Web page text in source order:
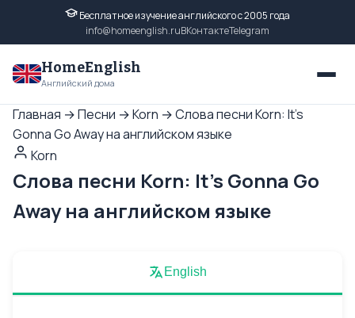
Бесплатное изучение английского с 2005 года
info@homeenglish.ruВКонтактеTelegram
HomeEnglish
Английский дома
Главная →Песни →Korn →Слова песни Korn: It's
Gonna Go Away на английском языке
Korn
Слова песни Korn: It's Gonna Go
Away на английском языке
English